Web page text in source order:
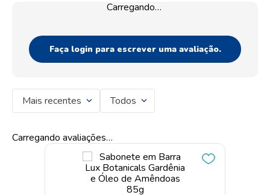
Carregando…
Faça login para escrever uma avaliação.
Mais recentes Todos
Carregando avaliações…